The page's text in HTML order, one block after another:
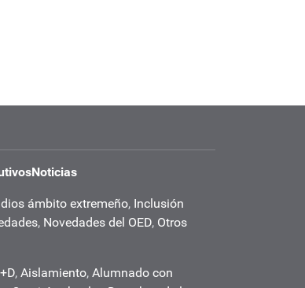
Noticias
ámbito extremeño, Inclusión
, Novedades del OED, Otros
, Aislamiento, Alumnado con